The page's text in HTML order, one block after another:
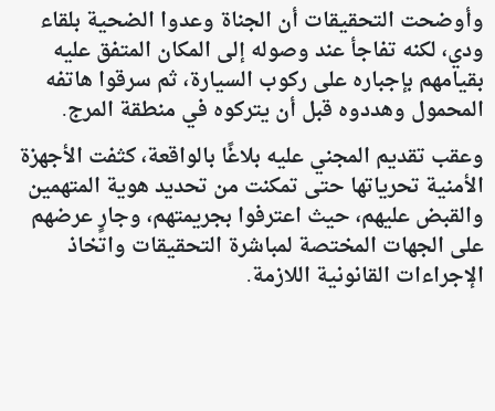
وأوضحت التحقيقات أن الجناة وعدوا الضحية بلقاء
ودي، لكنه تفاجأ عند وصوله إلى المكان المتفق عليه
بقيامهم بإجباره على ركوب السيارة، ثم سرقوا هاتفه
المحمول وهددوه قبل أن يتركوه في منطقة المرج.
وعقب تقديم المجني عليه بلاغًا بالواقعة، كثفت الأجهزة
الأمنية تحرياتها حتى تمكنت من تحديد هوية المتهمين
والقبض عليهم، حيث اعترفوا بجريمتهم، وجارٍ عرضهم
على الجهات المختصة لمباشرة التحقيقات واتخاذ
الإجراءات القانونية اللازمة.